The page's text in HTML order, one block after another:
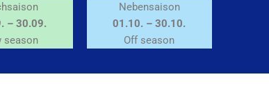
– 30.09.
season
Nebensaison
01.10. – 30.10.
Off season